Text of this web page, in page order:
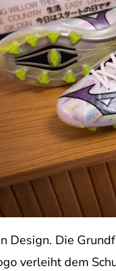
Design. Die
verleiht dem